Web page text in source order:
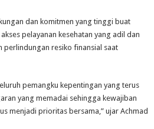
dan komitmen yang tinggi buat
pelayanan kesehatan yang adil dan
perlindungan resiko finansial saat
pemangku kepentingan yang terus
yang memadai sehingga kewajiban
menjadi prioritas bersama,” ujar Achmad